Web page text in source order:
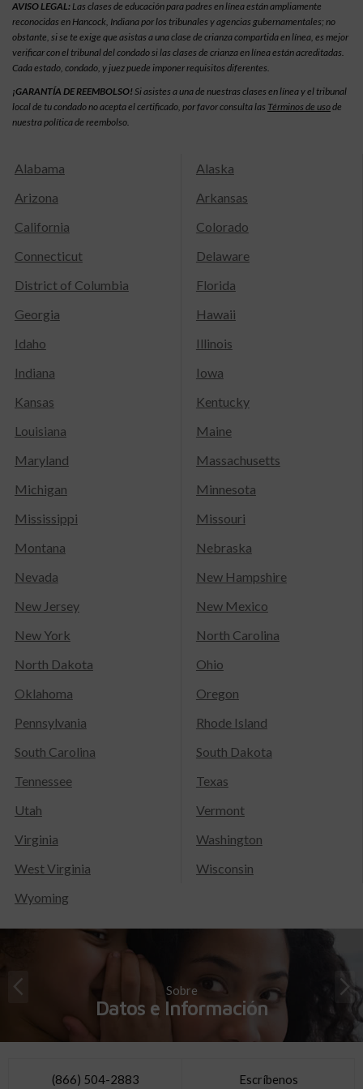
AVISO LEGAL:Las clases de educación para padres en línea están ampliamente
reconocidas en Hancock, Indiana por los tribunales y agencias gubernamentales; no
obstante, si se te exige que asistas a una clase de crianza compartida en línea, es mejor
verificar con el tribunal del condado si las clases de crianza en línea están acreditadas.
Cada estado, condado, y juez puede imponer requisitos diferentes.
¡GARANTÍA DE REEMBOLSO! Si asistes a una de nuestras clases en línea y el tribunal
local de tu condado no acepta el certificado, por favor consulta las Términos de usode
nuestra política de reembolso.
Alabama
Alaska
Arizona
Arkansas
California
Colorado
Connecticut
Delaware
District of Columbia
Florida
Georgia
Hawaii
Idaho
Illinois
Indiana
Iowa
Kansas
Kentucky
Louisiana
Maine
Maryland
Massachusetts
Michigan
Minnesota
Mississippi
Missouri
Montana
Nebraska
Nevada
New Hampshire
New Jersey
New Mexico
New York
North Carolina
North Dakota
Ohio
Oklahoma
Oregon
Pennsylvania
Rhode Island
South Carolina
South Dakota
Tennessee
Texas
Utah
Vermont
Virginia
Washington
West Virginia
Wisconsin
Wyoming
Sobre
Datos e Información
(866) 504-2883 Escríbenos